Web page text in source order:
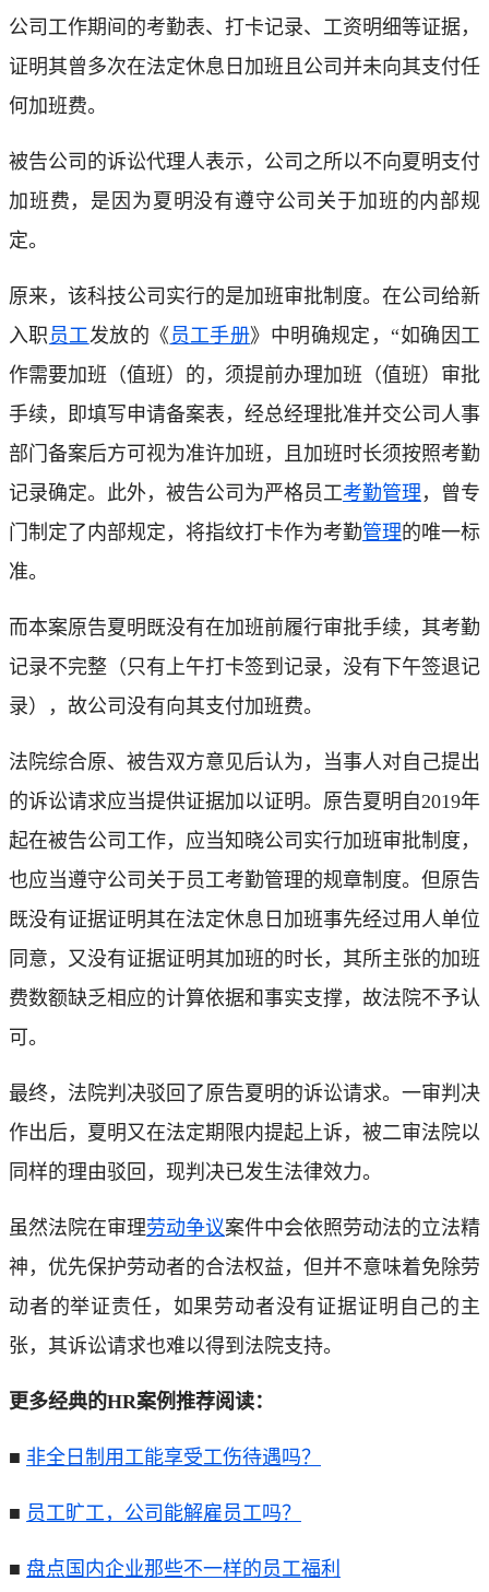
公司工作期间的考勤表、打卡记录、工资明细等证据，
证明其曾多次在法定休息日加班且公司并未向其支付任
何加班费。
被告公司的诉讼代理人表示，公司之所以不向夏明支付
加班费，是因为夏明没有遵守公司关于加班的内部规
定。
原来，该科技公司实行的是加班审批制度。在公司给新
入职 员工发放的《 员工手册》中明确规定，“如确因工
作需要加班（值班）的，须提前办理加班（值班）审批
手续，即填写申请备案表，经总经理批准并交公司人事
部门备案后方可视为准许加班，且加班时长须按照考勤
记录确定。此外，被告公司为严格员工考勤管理 ，曾专
门制定了内部规定，将指纹打卡作为考勤管理的唯一标
准。
而本案原告夏明既没有在加班前履行审批手续，其考勤
记录不完整（只有上午打卡签到记录，没有下午签退记
录），故公司没有向其支付加班费。
法院综合原、被告双方意见后认为，当事人对自己提出
的诉讼请求应当提供证据加以证明。原告夏明自2019年
起在被告公司工作，应当知晓公司实行加班审批制度，
也应当遵守公司关于员工考勤管理的规章制度。但原告
既没有证据证明其在法定休息日加班事先经过用人单位
同意，又没有证据证明其加班的时长，其所主张的加班
费数额缺乏相应的计算依据和事实支撑，故法院不予认
可。
最终，法院判决驳回了原告夏明的诉讼请求。一审判决
作出后，夏明又在法定期限内提起上诉，被二审法院以
同样的理由驳回，现判决已发生法律效力。
虽然法院在审理劳动争议案件中会依照劳动法的立法精
神，优先保护劳动者的合法权益，但并不意味着免除劳
动者的举证责任，如果劳动者没有证据证明自己的主
张，其诉讼请求也难以得到法院支持。
更多经典的HR案例推荐阅读：
■ 非全日制用工能享受工伤待遇吗？
■ 员工旷工，公司能解雇员工吗？
■ 盘点国内企业那些不一样的员工福利